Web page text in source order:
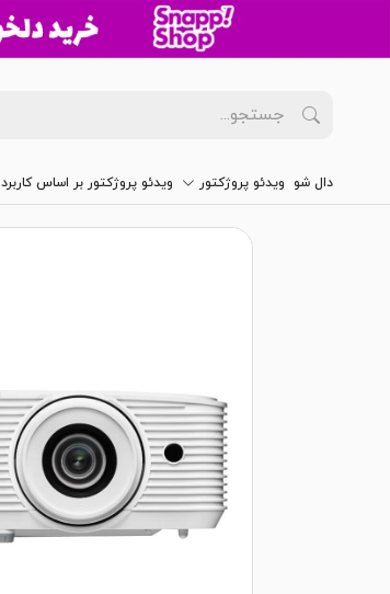
دال شو ویدئو پروژکتور ویدئو پروژکتور بر اساس کاربرد